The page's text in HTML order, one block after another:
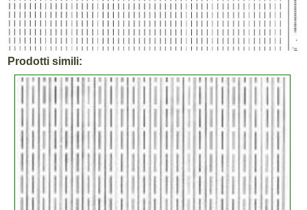
Prodotti simili: